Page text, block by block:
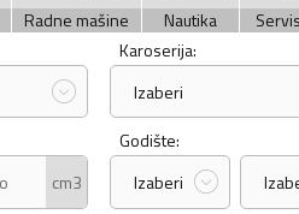
Radne mašine Nautika
Karoserija:
Izaberi
cm3
Godište:
Izaberi